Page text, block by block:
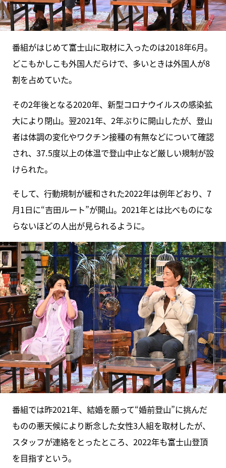
番組がはじめて富士山に取材に入ったのは2018年6月。
どこもかしこも外国人だらけで、多いときは外国人が8
割を占めていた。
その2年後となる2020年、新型コロナウイルスの感染拡
大により閉山。翌2021年、2年ぶりに開山したが、登山
者は体調の変化やワクチン接種の有無などについて確認
され、37.5度以上の体温で登山中止など厳しい規制が設
けられた。
そして、行動規制が緩和された2022年は例年どおり、7
月1日に“吉田ルート”が開山。2021年とは比べものにな
らないほどの人出が見られるように。
番組では昨2021年、結婚を願って“婚前登山”に挑んだ
ものの悪天候により断念した女性3人組を取材したが、
スタッフが連絡をとったところ、2022年も富士山登頂
を目指すという。